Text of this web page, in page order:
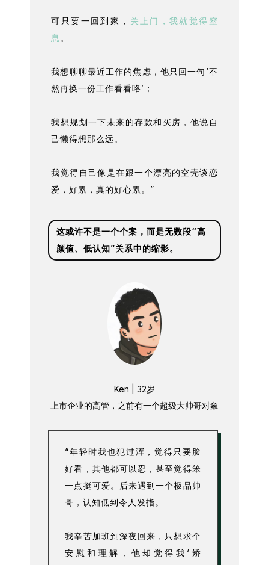
可只要一回到家， 关上门，我就觉得窒
息 。
我想聊聊最近工作的焦虑，他只回一句‘不
然再换一份工作看看咯’；
我想规划一下未来的存款和买房，他说自
己懒得想那么远。
我觉得自己像是在跟一个漂亮的空壳谈恋
爱，好累，真的好心累。”
这或许不是一个个案，而是无数段“高
颜值、低认知”关系中的缩影。
Ken | 32岁
上市企业的高管，之前有一个超级大帅哥对象
“年轻时我也犯过浑，觉得只要脸
好看，其他都可以忍，甚至觉得笨
一点挺可爱。后来遇到一个极品帅
哥，认知低到令人发指。
我辛苦加班到深夜回来，只想求个
安慰和理解，他却觉得我‘矫